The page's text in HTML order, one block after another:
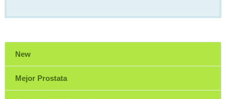
New
Mejor Prostata